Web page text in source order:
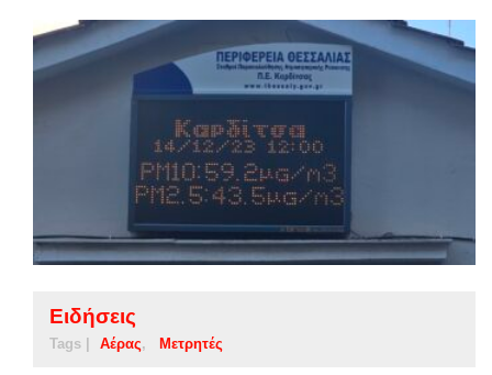
Ειδήσεις
Tags | Αέρας Μετρητές